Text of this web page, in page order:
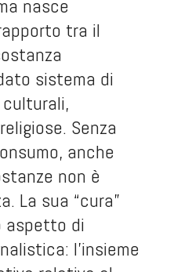
nasce
tra il
sistema di
Senza
anche
non è
La sua “cura”
aspetto di
l’insieme